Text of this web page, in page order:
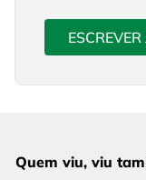
Quem viu, viu